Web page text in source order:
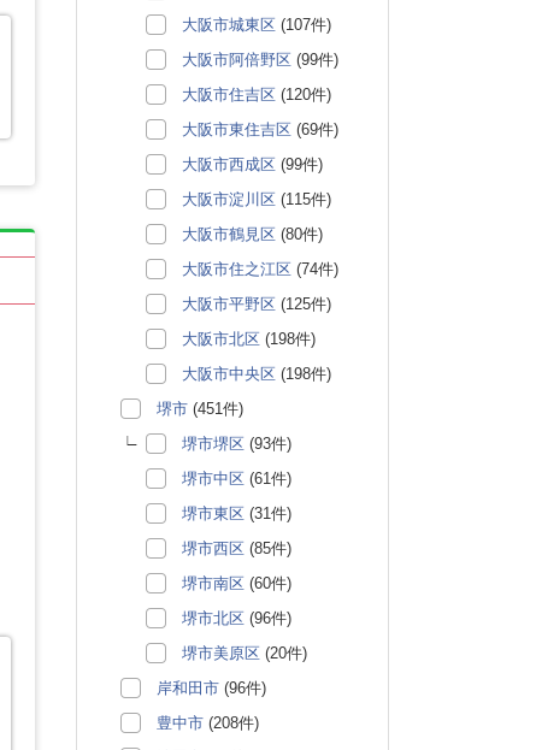
大阪市城東区 (107件)
大阪市阿倍野区 (99件)
大阪市住吉区 (120件)
大阪市東住吉区 (69件)
大阪市西成区 (99件)
大阪市淀川区 (115件)
大阪市鶴見区 (80件)
大阪市住之江区 (74件)
大阪市平野区 (125件)
大阪市北区 (198件)
大阪市中央区 (198件)
堺市 (451件)
堺市堺区 (93件)
堺市中区 (61件)
堺市東区 (31件)
堺市西区 (85件)
堺市南区 (60件)
堺市北区 (96件)
堺市美原区 (20件)
岸和田市 (96件)
豊中市 (208件)